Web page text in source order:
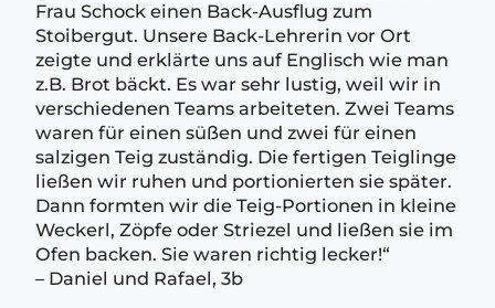
Frau Schock einen Back-Ausflug zum
Stoibergut. Unsere Back-Lehrerin vor Ort
zeigte und erklärte uns auf Englisch wie man
z.B. Brot bäckt. Es war sehr lustig, weil wir in
verschiedenen Teams arbeiteten. Zwei Teams
waren für einen süßen und zwei für einen
salzigen Teig zuständig. Die fertigen Teiglinge
ließen wir ruhen und portionierten sie später.
Dann formten wir die Teig-Portionen in kleine
Weckerl, Zöpfe oder Striezel und ließen sie im
Ofen backen. Sie waren richtig lecker!“
– Daniel und Rafael, 3b